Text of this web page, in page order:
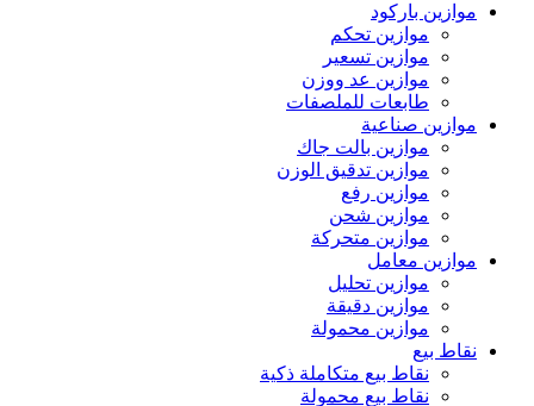
موازين باركود
موازين تحكم
موازين تسعير
موازين عد ووزن
طابعات للملصفات
موازين صناعية
موازين بالت جاك
موازين تدقيق الوزن
موازين رفع
موازين شحن
موازين متحركة
موازين معامل
موازين تحليل
موازين دقيقة
موازين محمولة
نقاط بيع
نقاط بيع متكاملة ذكية
نقاط بيع محمولة